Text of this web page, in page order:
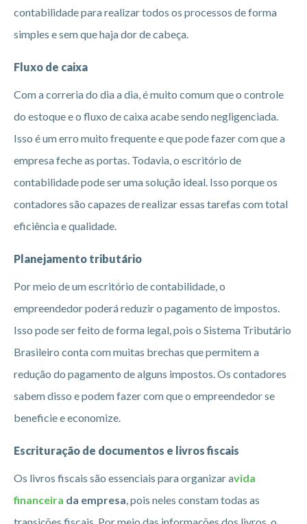
contabilidade para realizar todos os processos de forma
simples e sem que haja dor de cabeça.
Fluxo de caixa
Com a correria do dia a dia, é muito comum que o controle
do estoque e o fluxo de caixa acabe sendo negligenciada.
Isso é um erro muito frequente e que pode fazer com que a
empresa feche as portas. Todavia, o escritório de
contabilidade pode ser uma solução ideal. Isso porque os
contadores são capazes de realizar essas tarefas com total
eficiência e qualidade.
Planejamento tributário
Por meio de um escritório de contabilidade, o
empreendedor poderá reduzir o pagamento de impostos.
Isso pode ser feito de forma legal, pois o Sistema Tributário
Brasileiro conta com muitas brechas que permitem a
redução do pagamento de alguns impostos. Os contadores
sabem disso e podem fazer com que o empreendedor se
beneficie e economize.
Escrituração de documentos e livros fiscais
Os livros fiscais são essenciais para organizar avida
financeira da empresa, pois neles constam todas as